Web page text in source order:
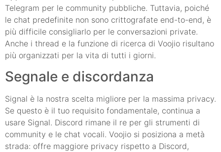
Telegram per le community pubbliche. Tuttavia, poiché
le chat predefinite non sono crittografate end-to-end, è
più difficile consigliarlo per le conversazioni private.
Anche i thread e la funzione di ricerca di Voojio risultano
più organizzati per la vita di tutti i giorni.
Segnale e discordanza
Signal è la nostra scelta migliore per la massima privacy.
Se questo è il tuo requisito fondamentale, continua a
usare Signal. Discord rimane il re per gli strumenti di
community e le chat vocali. Voojio si posiziona a metà
strada: offre maggiore privacy rispetto a Discord,